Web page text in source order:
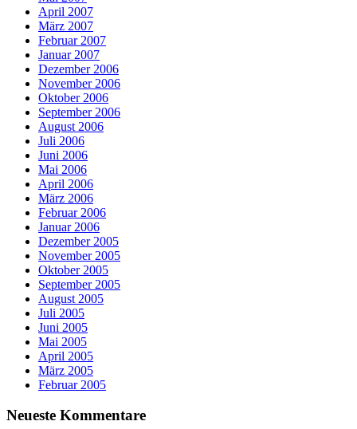
April 2007
März 2007
Februar 2007
Januar 2007
Dezember 2006
November 2006
Oktober 2006
September 2006
August 2006
Juli 2006
Juni 2006
Mai 2006
April 2006
März 2006
Februar 2006
Januar 2006
Dezember 2005
November 2005
Oktober 2005
September 2005
August 2005
Juli 2005
Juni 2005
Mai 2005
April 2005
März 2005
Februar 2005
Neueste Kommentare